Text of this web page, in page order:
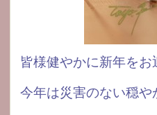
皆様健やかに新年を
今年は災害のない穏